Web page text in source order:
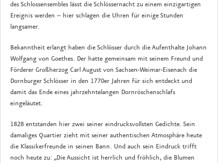
des Schlossensembles lässt die Schlössernacht zu einem einzigartigen
Ereignis werden – hier schlagen die Uhren für einige Stunden
langsamer.
Bekanntheit erlangt haben die Schlösser durch die Aufenthalte Johann
Wolfgang von Goethes. Der hatte gemeinsam mit seinem Freund und
Förderer Großherzog Carl August von Sachsen-Weimar-Eisenach die
Dornburger Schlösser in den 1770er Jahren für sich entdeckt und
damit das Ende eines jahrzehntelangen Dornröschenschlafs
eingeläutet.
1828 entstanden hier zwei seiner eindrucksvollsten Gedichte. Sein
damaliges Quartier zieht mit seiner authentischen Atmosphäre heute
die Klassikerfreunde in seinen Bann. Und auch sein Eindruck trifft
noch heute zu: „Die Aussicht ist herrlich und fröhlich, die Blumen